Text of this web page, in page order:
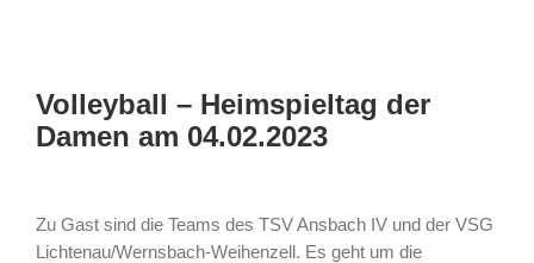
grösseres
Bild
Volleyball – Heimspieltag der
Damen am 04.02.2023
Zu Gast sind die Teams des TSV Ansbach IV und der VSG
Lichtenau/Wernsbach-Weihenzell. Es geht um die